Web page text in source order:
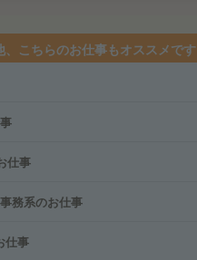
、こちらのお仕事もオススメです
仕事
務系のお仕事
仕事